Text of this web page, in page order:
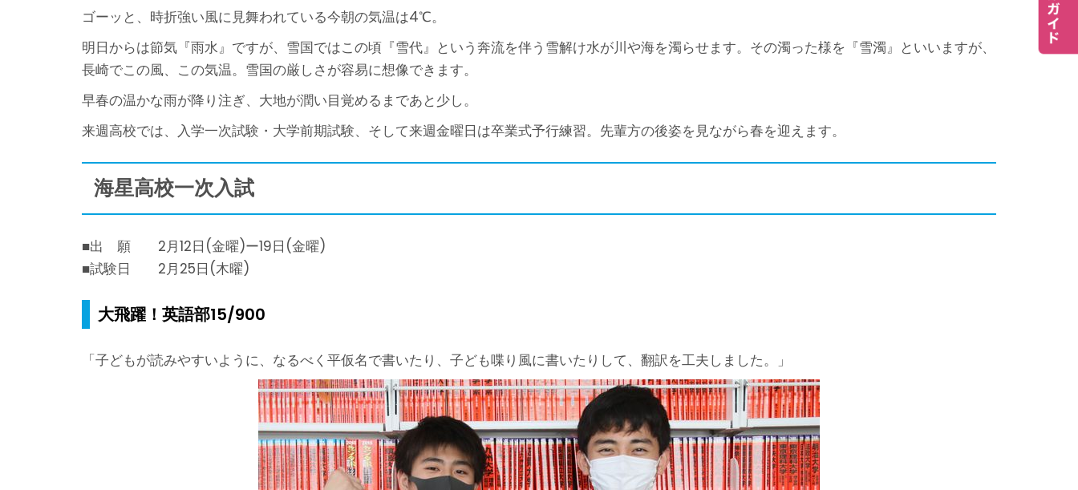
ゴーッと、時折強い風に見舞われている今朝の気温は4℃。
明日からは節気『雨水』ですが、雪国ではこの頃『雪代』という奔流を伴う雪解け水が川や海を濁らせます。その濁った様を『雪濁』といいますが、
長崎でこの風、この気温。雪国の厳しさが容易に想像できます。
早春の温かな雨が降り注ぎ、大地が潤い目覚めるまであと少し。
来週高校では、入学一次試験・大学前期試験、そして来週金曜日は卒業式予行練習。先輩方の後姿を見ながら春を迎えます。
海星高校一次入試
■出 願 2月12日(金曜)ー19日(金曜)
■試験日 2月25日(木曜)
大飛躍！英語部15/900
「子どもが読みやすいように、なるべく平仮名で書いたり、子ども喋り風に書いたりして、翻訳を工夫しました。」